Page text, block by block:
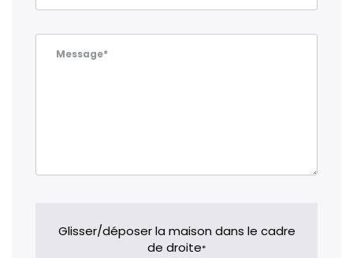
Message*
Glisser/déposer la maison dans le cadre
de droite*